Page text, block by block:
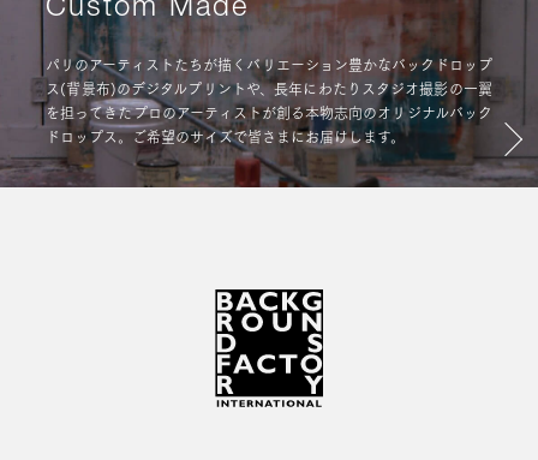
Custom Made
パリのアーティストたちが描くバリエーション豊かなバックドロップ
ス(背景布)のデジタルプリントや、長年にわたりスタジオ撮影の一翼
を担ってきたプロのアーティストが創る本物志向のオリジナルバック
ドロップス。ご希望のサイズで皆さまにお届けします。